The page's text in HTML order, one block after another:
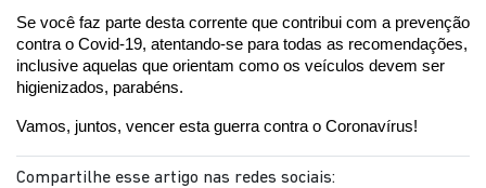
Se você faz parte desta corrente que contribui com a prevenção
contra o Covid-19, atentando-se para todas as recomendações,
inclusive aquelas que orientam como os veículos devem ser
higienizados, parabéns.
Vamos, juntos, vencer esta guerra contra o Coronavírus!
Compartilhe esse artigo nas redes sociais: